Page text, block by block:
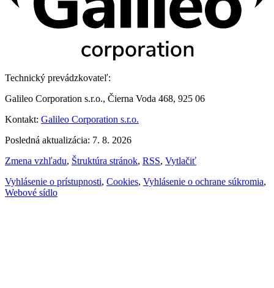
Technický prevádzkovateľ:
Galileo Corporation s.r.o., Čierna Voda 468, 925 06
Kontakt: Galileo Corporation s.r.o.
Posledná aktualizácia: 7. 8. 2026
Zmena vzhľadu, Štruktúra stránok, RSS, Vytlačiť
Vyhlásenie o prístupnosti, Cookies, Vyhlásenie o ochrane súkromia,
Webové sídlo